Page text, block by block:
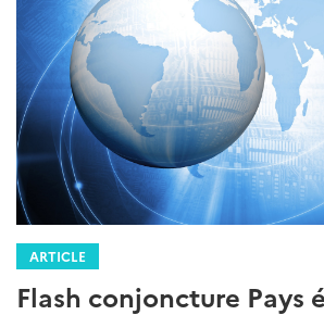
ARTICLE
Flash conjoncture Pays